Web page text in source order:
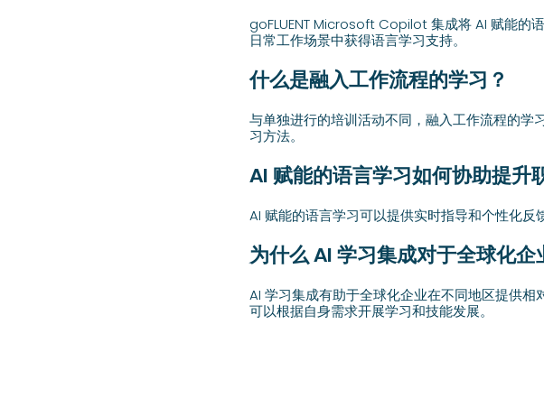
goFLUENT Microsoft Copilot 集成将 AI 赋能
日常工作场景中获得语言学习支持。
什么是融入工作流程的学习？
与单独进行的培训活动不同，融入工作流程的
习方法。
AI 赋能的语言学习如何协助提升
AI 赋能的语言学习可以提供实时指导和个性化反
为什么 AI 学习集成对于全球化企
AI 学习集成有助于全球化企业在不同地区提供
可以根据自身需求开展学习和技能发展。